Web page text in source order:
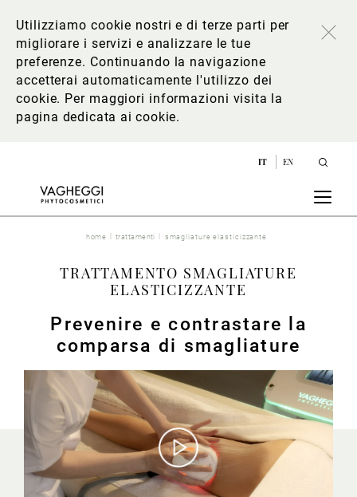
Utilizziamo cookie nostri e di terze parti per
migliorare i servizi e analizzare le tue
preferenze. Continuando la navigazione
accetterai automaticamente l'utilizzo dei
cookie. Per maggiori informazioni visita la
pagina dedicata ai cookie.
IT EN
home trattamenti smagliature elasticizzante
TRATTAMENTO SMAGLIATURE
ELASTICIZZANTE
Prevenire e contrastare la
comparsa di smagliature